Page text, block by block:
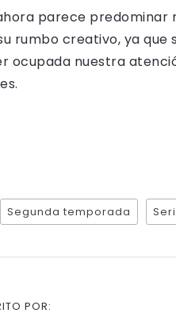
parece predominar
rumbo creativo, ya
ocupada nuestra
Segunda temporada
POR: